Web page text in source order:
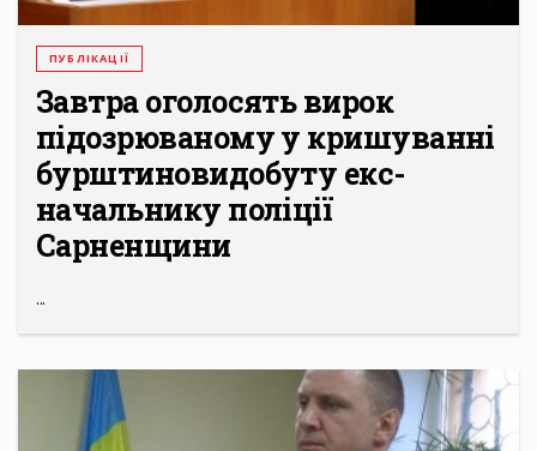
ПУБЛІКАЦІЇ
Завтра оголосять вирок
підозрюваному у кришуванні
бурштиновидобуту екс-
начальнику поліції
Сарненщини
...